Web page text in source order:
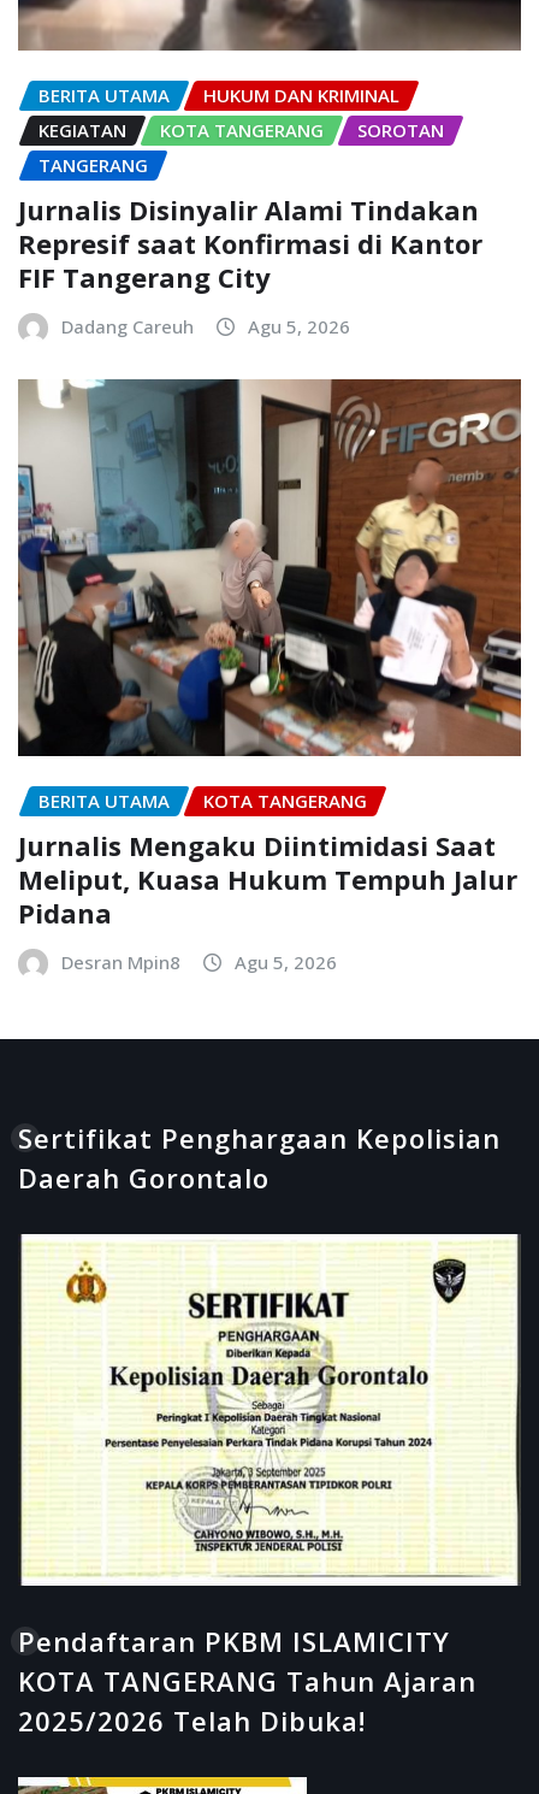
BERITA UTAMA
HUKUM DAN KRIMINAL
KEGIATAN
KOTA TANGERANG
SOROTAN
TANGERANG
Jurnalis Disinyalir Alami Tindakan
Represif saat Konfirmasi di Kantor
FIF Tangerang City
Dadang Careuh Agu 5, 2026
BERITA UTAMA KOTA TANGERANG
Jurnalis Mengaku Diintimidasi Saat
Meliput, Kuasa Hukum Tempuh Jalur
Pidana
Desran Mpin8 Agu 5, 2026
Sertifikat Penghargaan Kepolisian
Daerah Gorontalo
Pendaftaran PKBM ISLAMICITY
KOTA TANGERANG Tahun Ajaran
2025/2026 Telah Dibuka!